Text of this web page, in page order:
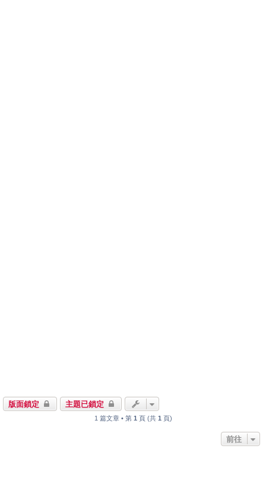
版面鎖定 主題已鎖定
1 篇文章 • 第 1頁 (共 1頁)
前往